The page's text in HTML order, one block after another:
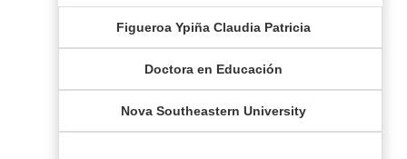
Figueroa Ypiña Claudia Patricia
Doctora en Educación
Nova Southeastern University